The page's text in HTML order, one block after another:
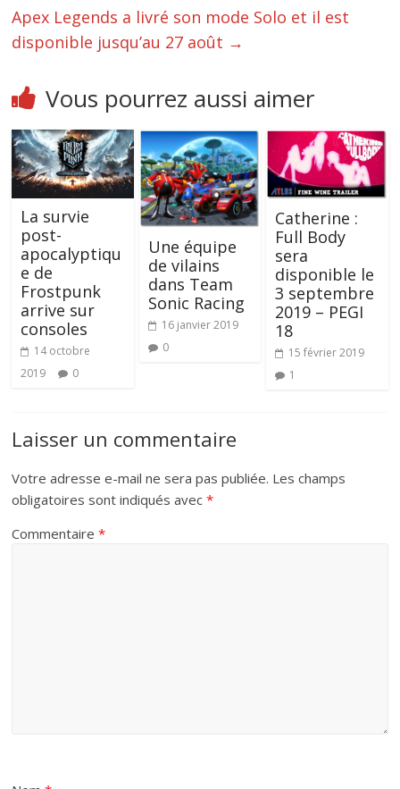
Apex Legends a livré son mode Solo et il est
disponible jusqu’au 27 août →
Vous pourrez aussi aimer
La survie
post-
apocalyptiqu
e de
Frostpunk
arrive sur
consoles
14 octobre
2019
0
Une équipe
de vilains
dans Team
Sonic Racing
16 janvier 2019
0
Catherine :
Full Body
sera
disponible le
3 septembre
2019 – PEGI
18
15 février 2019
1
Laisser un commentaire
Votre adresse e-mail ne sera pas publiée. Les champs
obligatoires sont indiqués avec*
Commentaire*